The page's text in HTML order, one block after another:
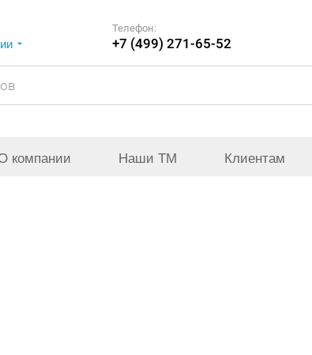
Телефон:
+7 (499) 271-65-52
компании Наши ТМ Клиентам